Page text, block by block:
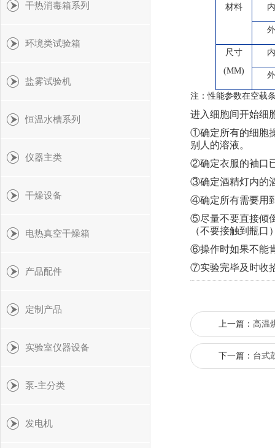
材料
尺寸
(MM)
注：性能参数在空载
进入细胞间开始细
①确定所有的细胞
别人的溶液。
②确定衣服的袖口
③确定酒精灯内的
④确定所有需要用
⑤尽量不要直接倾
（不要接触到瓶
⑥操作时如果不能
⑦实验完毕及时收
上一篇： 高温
下一篇： 台式
干热消毒箱系列
环境类试验箱
盐雾试验机
恒温水槽系列
仪器主类
干燥设备
电热真空干燥箱
产品配件
定制产品
实验室仪器设备
泵-主分类
发电机